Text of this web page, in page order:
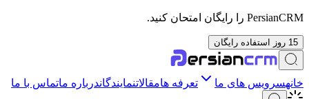
PersianCRM را رایگان امتحان کنید.
15 روز استفاده رایگان
خانهسرویس های ما تعرفه هامقالاتنمایندگاندرباره ماتماس با ما